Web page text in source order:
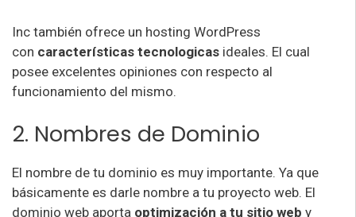
Inc también ofrece un hosting WordPress
con características tecnologicas ideales. El cual
posee excelentes opiniones con respecto al
funcionamiento del mismo.
2. Nombres de Dominio
El nombre de tu dominio es muy importante. Ya que
básicamente es darle nombre a tu proyecto web. El
dominio web aporta optimización a tu sitio web y